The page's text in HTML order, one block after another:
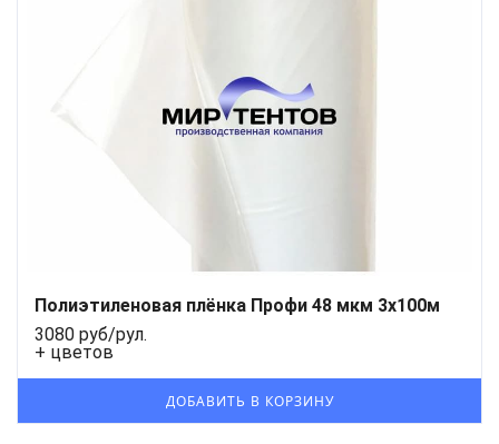
Полиэтиленовая плёнка Профи 48 мкм 3x100м
3080 руб/рул.
+ цветов